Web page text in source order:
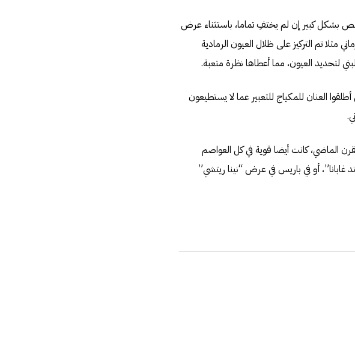
بشكل كبير إن لم يختفِ تماما، باستثناء عرض
تم التركيز على ظلال العيون الرمادية
لتحديد العيون، مما أعطاها نظرة متعبة.
العنان للمكياج للتعبير عما لا يستطيعون
الماضي، كانت أيضا قوية في كل العواصم
غابانا”، أو في باريس في عرض “نينا ريتشي”